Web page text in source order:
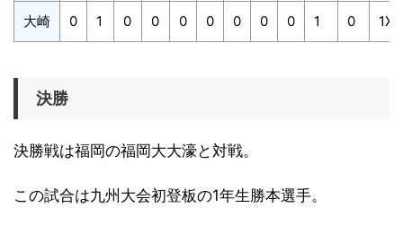
大崎 0 1 0 0 0 0 0 0 0 1 0 1X
決勝
決勝戦は福岡の福岡大大濠と対戦。
この試合は九州大会初登板の1年生勝本選手。